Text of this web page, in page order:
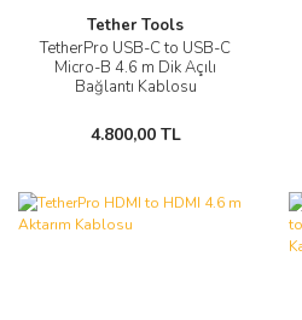
Tether Tools
TetherPro USB-C to USB-C
Micro-B 4.6 m Dik Açılı
Bağlantı Kablosu
4.800,00 TL